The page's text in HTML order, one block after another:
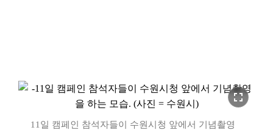
fullscreen
11일 캠페인 참석자들이 수원시청 앞에서 기념촬영